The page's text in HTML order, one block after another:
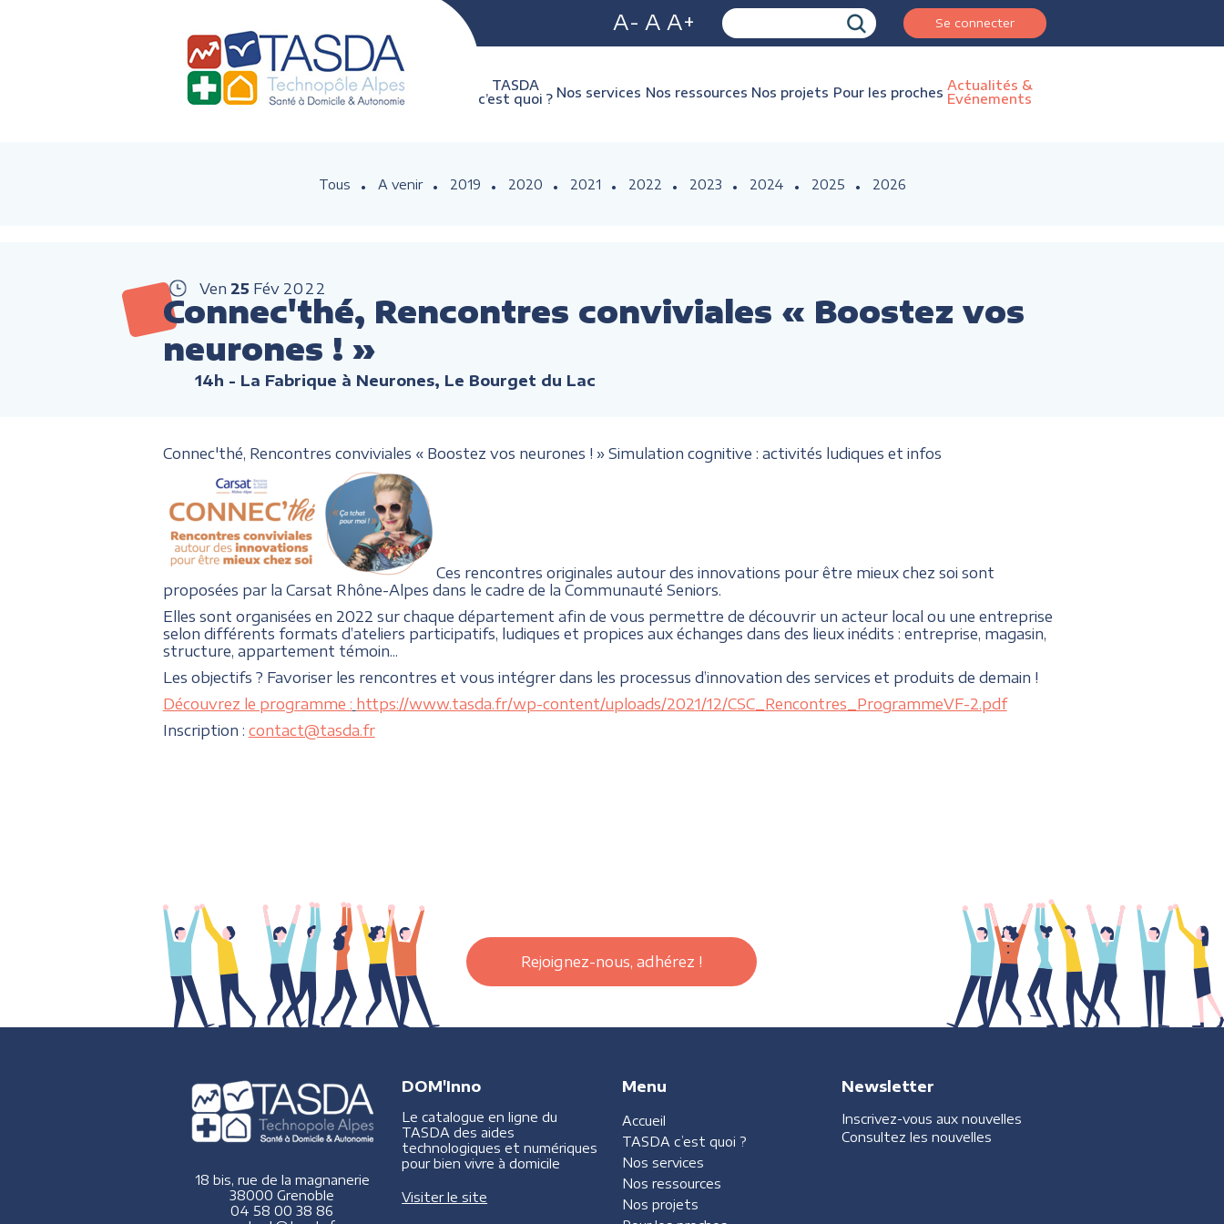
A- A A+ Se connecter
TASDA
c’est quoi ? Nos services Nos ressources Nos projets Pour les proches Actualités &
Evénements
Tous A venir 2019 2020 2021 2022 2023 2024 2025 2026
Ven 25 Fév 2022
Connec'thé, Rencontres conviviales « Boostez vos
neurones ! »
14h - La Fabrique à Neurones, Le Bourget du Lac
Connec'thé, Rencontres conviviales « Boostez vos neurones ! » Simulation cognitive : activités ludiques et infos
Ces rencontres originales autour des innovations pour être mieux chez soi sont
proposées par la Carsat Rhône-Alpes dans le cadre de la Communauté Seniors.
Elles sont organisées en 2022 sur chaque département afin de vous permettre de découvrir un acteur local ou une entreprise
selon différents formats d’ateliers participatifs, ludiques et propices aux échanges dans des lieux inédits : entreprise, magasin,
structure, appartement témoin...
Les objectifs ? Favoriser les rencontres et vous intégrer dans les processus d’innovation des services et produits de demain !
Découvrez le programme : https://www.tasda.fr/wp-content/uploads/2021/12/CSC_Rencontres_ProgrammeVF-2.pdf
Inscription : contact@tasda.fr
Rejoignez-nous, adhérez !
18 bis, rue de la magnanerie
38000 Grenoble
04 58 00 38 86
DOM'Inno
Le catalogue en ligne du
TASDA des aides
technologiques et numériques
pour bien vivre à domicile
Visiter le site
Menu
Accueil
TASDA c’est quoi ?
Nos services
Nos ressources
Nos projets
Newsletter
Inscrivez-vous aux nouvelles
Consultez les nouvelles